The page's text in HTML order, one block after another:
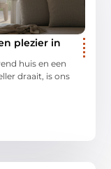
plezier in
huis en een
draait, is ons